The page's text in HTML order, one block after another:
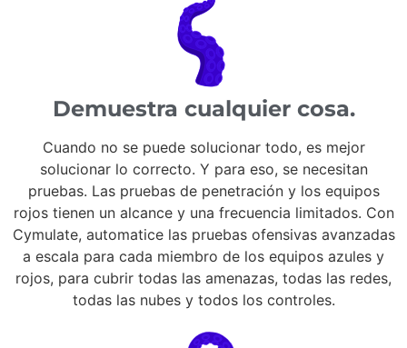
Demuestra cualquier cosa.
Cuando no se puede solucionar todo, es mejor
solucionar lo correcto. Y para eso, se necesitan
pruebas. Las pruebas de penetración y los equipos
rojos tienen un alcance y una frecuencia limitados. Con
Cymulate, automatice las pruebas ofensivas avanzadas
a escala para cada miembro de los equipos azules y
rojos, para cubrir todas las amenazas, todas las redes,
todas las nubes y todos los controles.